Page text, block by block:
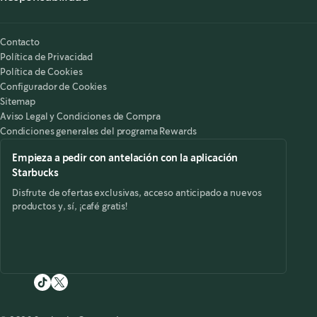
Contacto
Política de Privacidad
Política de Cookies
Configurador de Cookies
Sitemap
Aviso Legal y Condiciones de Compra
Condiciones generales del programa Rewards
Empieza a pedir con antelación con la aplicación
Starbucks
Disfrute de ofertas exclusivas, acceso anticipado a nuevos
productos y, sí, ¡café gratis!